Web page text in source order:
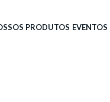
PRODUTOS EVENTOS